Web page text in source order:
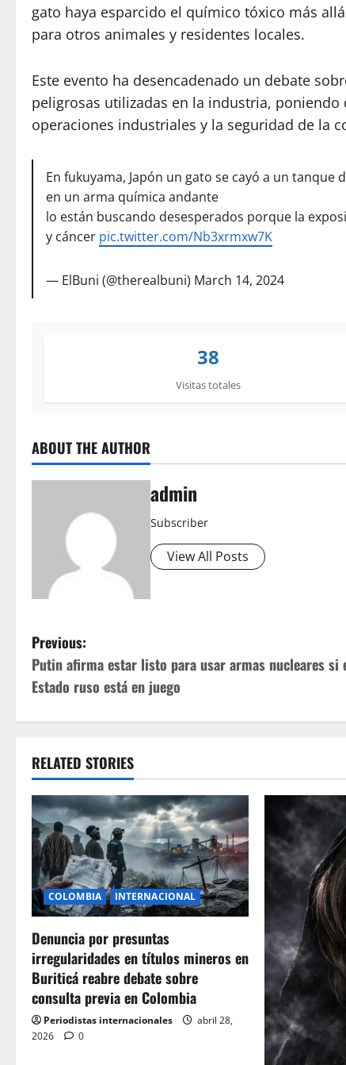
gato haya esparcido el químico tóxico más
para otros animales y residentes locales.
Este evento ha desencadenado un debate
peligrosas utilizadas en la industria,
operaciones industriales y la seguridad de la
En fukuyama, Japón un gato se cayó a un
en un arma química andante
lo están buscando desesperados porque la
y cáncer pic.twitter.com/Nb3xrmxw7K
— ElBuni (@therealbuni) March 14, 2024
38
Visitas totales
ABOUT THE AUTHOR
admin
Subscriber
View All Posts
P
o
s
n
a
v
i
g
a
t
i
o
Previous:
Putin afirma estar listo para usar armas nucleares si
Estado ruso está en juego
RELATED STORIES
COLOMBIA INTERNACIONAL
Denuncia por presuntas
irregularidades en títulos mineros en
Buriticá reabre debate sobre
consulta previa en Colombia
Periodistas internacionales
abril 28,
2026
0